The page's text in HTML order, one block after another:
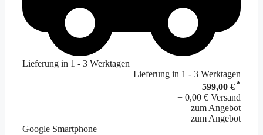
Lieferung in 1 - 3 Werktagen
Lieferung in 1 - 3 Werktagen
599,00 € *
+ 0,00 € Versand
zum Angebot
zum Angebot
Google Smartphone